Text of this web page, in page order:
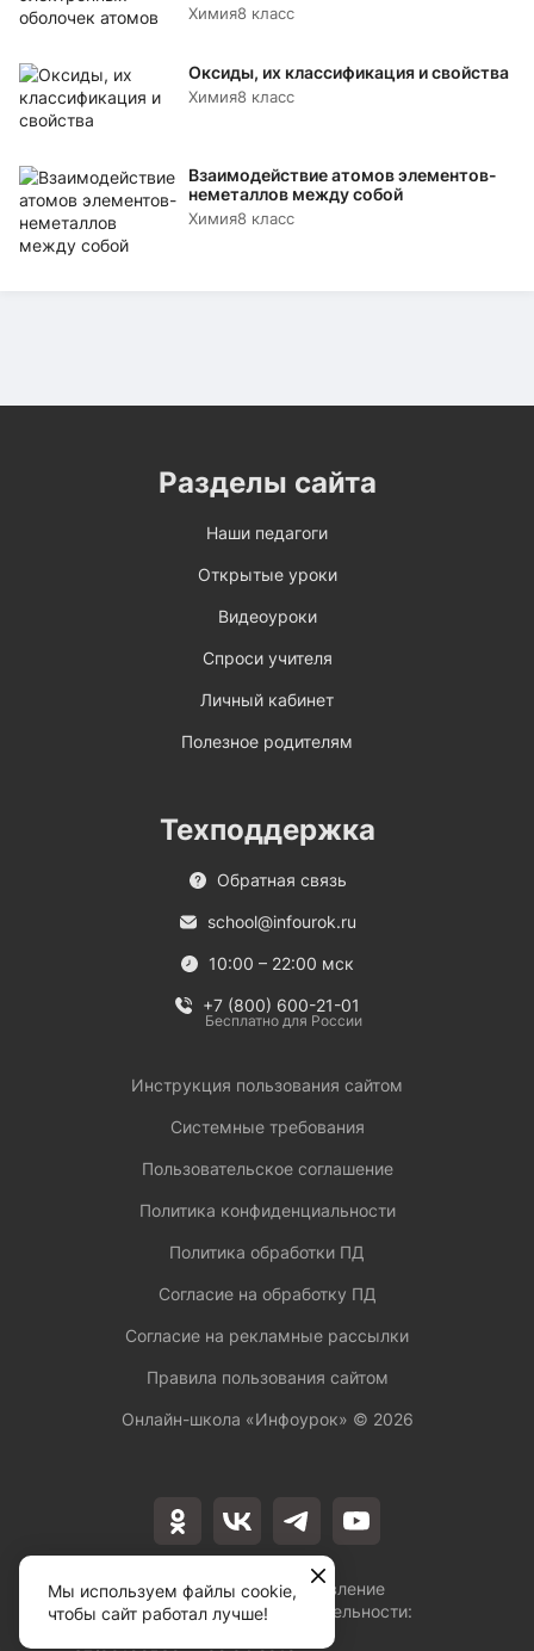
Химия8 класс
Оксиды, их классификация и свойства
Химия8 класс
Взаимодействие атомов элементов-
неметаллов между собой
Химия8 класс
Лицензия на осуществление
образовательной деятельности:
Разделы сайта
Наши педагоги
Открытые уроки
Видеоуроки
Спроси учителя
Личный кабинет
Полезное родителям
Техподдержка
Обратная связь
school@infourok.ru
10:00 – 22:00 мск
+7 (800) 600-21-01
Бесплатно для России
Инструкция пользования сайтом
Системные требования
Пользовательское соглашение
Политика конфиденциальности
Политика обработки ПД
Согласие на обработку ПД
Согласие на рекламные рассылки
Правила пользования сайтом
Онлайн-школа «Инфоурок» © 2026
Мы используем файлы cookie,
чтобы сайт работал лучше!